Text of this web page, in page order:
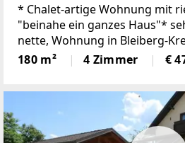
* Chalet-artige Wohnung mit
"beinahe ein ganzes Haus"*
nette, Wohnung in Bleiberg-
liebevoll und mit viel
modernen Komponenten
180 m² 4 Zimmer €